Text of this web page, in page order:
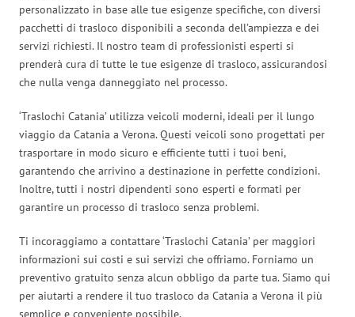
personalizzato in base alle tue esigenze specifiche, con diversi
pacchetti di trasloco disponibili a seconda dell’ampiezza e dei
servizi richiesti. Il nostro team di professionisti esperti si
prenderà cura di tutte le tue esigenze di trasloco, assicurandosi
che nulla venga danneggiato nel processo.
‘Traslochi Catania’ utilizza veicoli moderni, ideali per il lungo
viaggio da Catania a Verona. Questi veicoli sono progettati per
trasportare in modo sicuro e efficiente tutti i tuoi beni,
garantendo che arrivino a destinazione in perfette condizioni.
Inoltre, tutti i nostri dipendenti sono esperti e formati per
garantire un processo di trasloco senza problemi.
Ti incoraggiamo a contattare ‘Traslochi Catania’ per maggiori
informazioni sui costi e sui servizi che offriamo. Forniamo un
preventivo gratuito senza alcun obbligo da parte tua. Siamo qui
per aiutarti a rendere il tuo trasloco da Catania a Verona il più
semplice e conveniente possibile.